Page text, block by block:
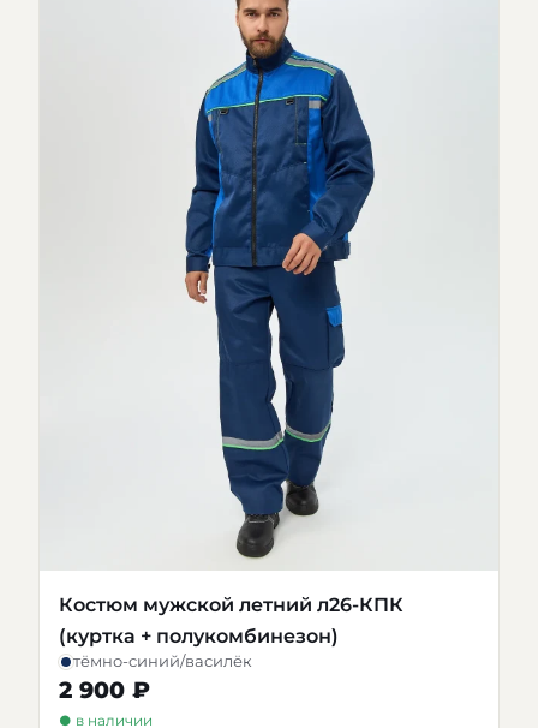
Костюм мужской летний л26-КПК
(куртка + полукомбинезон)
тёмно-синий/василёк
2 900 ₽
● в наличии